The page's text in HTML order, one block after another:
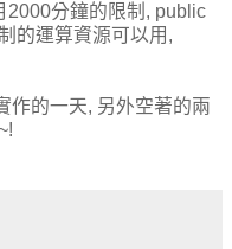
2000分鐘的限制, public
的運算資源可以用,
作的一天, 另外空著的兩